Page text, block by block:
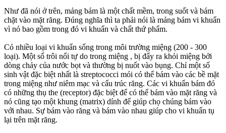
Như đã nói ở trên, mảng bám là một chất mềm, trong suốt và bám
chặt vào mặt răng. Đúng nghĩa thì ta phải nói là mảng bám vi khuẩn
vì nó bao gồm trong đó vi khuẩn và chất thứ phẩm.
Có nhiều loại vi khuẩn sống trong môi trường miệng (200 - 300
loại). Một số trôi nổi tự do trong miệng , bị đẩy ra khỏi miệng bởi
dòng chảy của nước bọt và thường bị nuốt vào bụng. Chỉ một số
sinh vật đặc biệt nhất là streptococci mói có thể bám vào các bề mặt
trong miệng như niêm mạc và cấu trúc răng. Các vi khuẩn bám đó
có những thụ the (receptor) đặc biệt để có thể bám vào mặt răng và
nó cũng tạo một khung (matrix) dính để giúp chọ chúng bám vào
với nhau. Sự bám vào răng và bám vào nhau giúp cho vi khuẩn tụ
lại trên mặt răng.